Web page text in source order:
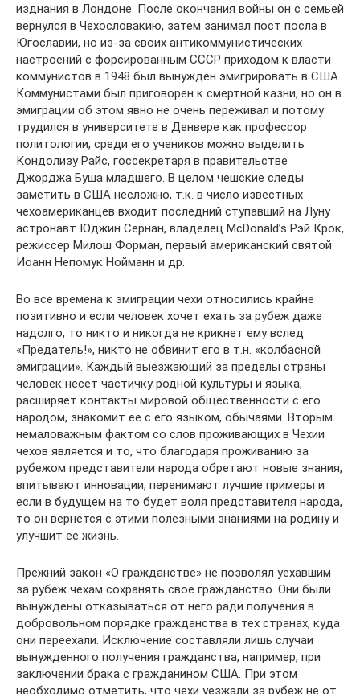
изднания в Лондоне. После окончания войны он с семьей
вернулся в Чехословакию, затем занимал пост посла в
Югославии, но из-за своих антикоммунистических
настроений с форсированным СССР приходом к власти
коммунистов в 1948 был вынужден эмигрировать в США.
Коммунистами был приговорен к смертной казни, но он в
эмиграции об этом явно не очень переживал и потому
трудился в университете в Денвере как профессор
политологии, среди его учеников можно выделить
Кондолизу Райс, госсекретаря в правительстве
Джорджа Буша младшего. В целом чешские следы
заметить в США несложно, т.к. в число известных
чехоамериканцев входит последний ступавший на Луну
астронавт Юджин Сернан, владелец McDonald’s Рэй Крок,
режиссер Милош Форман, первый американский святой
Иоанн Непомук Нойманн и др.
Во все времена к эмиграции чехи относились крайне
позитивно и если человек хочет ехать за рубеж даже
надолго, то никто и никогда не крикнет ему вслед
«Предатель!», никто не обвинит его в т.н. «колбасной
эмиграции». Каждый выезжающий за пределы страны
человек несет частичку родной культуры и языка,
расширяет контакты мировой общественности с его
народом, знакомит ее с его языком, обычаями. Вторым
немаловажным фактом со слов проживающих в Чехии
чехов является и то, что благодаря проживанию за
рубежом представители народа обретают новые знания,
впитывают инновации, перенимают лучшие примеры и
если в будущем на то будет воля представителя народа,
то он вернется с этими полезными знаниями на родину и
улучшит ее жизнь.
Прежний закон «О гражданстве» не позволял уехавшим
за рубеж чехам сохранять свое гражданство. Они были
вынуждены отказываться от него ради получения в
добровольном порядке гражданства в тех странах, куда
они переехали. Исключение составляли лишь случаи
вынужденного получения гражданства, например, при
заключении брака с гражданином США. При этом
необходимо отметить, что чехи уезжали за рубеж не от